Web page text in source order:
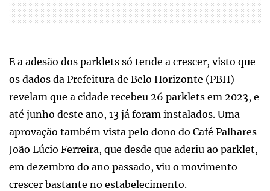
E a adesão dos parklets só tende a crescer, visto que
os dados da Prefeitura de Belo Horizonte (PBH)
revelam que a cidade recebeu 26 parklets em 2023, e
até junho deste ano, 13 já foram instalados. Uma
aprovação também vista pelo dono do Café Palhares
João Lúcio Ferreira, que desde que aderiu ao parklet,
em dezembro do ano passado, viu o movimento
crescer bastante no estabelecimento.